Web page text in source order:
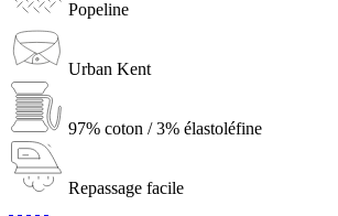
Popeline
Urban Kent
97% coton / 3% élastoléfine
Repassage facile